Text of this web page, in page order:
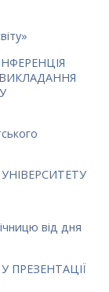
від дня
ПРЕЗЕНТАЦІЇ